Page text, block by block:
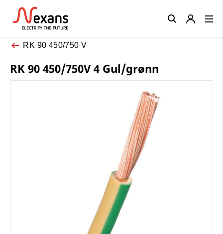
RK 90 450/750 V
RK 90 450/750V 4 Gul/grønn
Close